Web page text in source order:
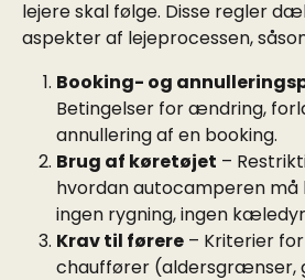
lejere skal følge. Disse regler
aspekter af lejeprocessen,
Booking- og
Betingelser for ændring,
annullering af en booking.
Brug af køretøjet –
hvordan autocamperen må
ingen rygning, ingen
Krav til førere – Kriterier
chauffører (aldersgrænser,